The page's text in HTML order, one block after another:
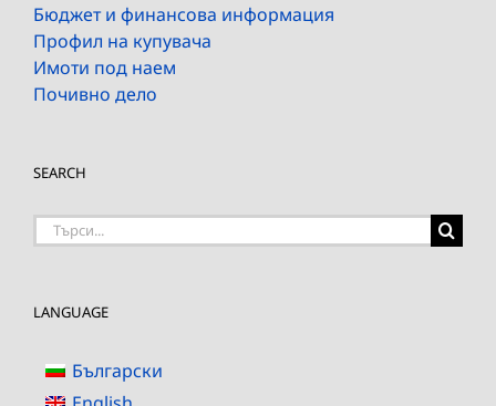
Бюджет и финансова информация
Профил на купувача
Имоти под наем
Почивно дело
SEARCH
Търсене
LANGUAGE
Български